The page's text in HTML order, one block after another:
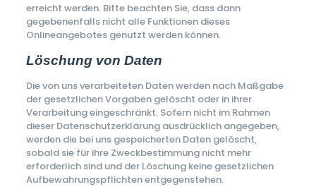
erreicht werden. Bitte beachten Sie, dass dann
gegebenenfalls nicht alle Funktionen dieses
Onlineangebotes genutzt werden können.
Löschung von Daten
Die von uns verarbeiteten Daten werden nach Maßgabe
der gesetzlichen Vorgaben gelöscht oder in ihrer
Verarbeitung eingeschränkt. Sofern nicht im Rahmen
dieser Datenschutzerklärung ausdrücklich angegeben,
werden die bei uns gespeicherten Daten gelöscht,
sobald sie für ihre Zweckbestimmung nicht mehr
erforderlich sind und der Löschung keine gesetzlichen
Aufbewahrungspflichten entgegenstehen.